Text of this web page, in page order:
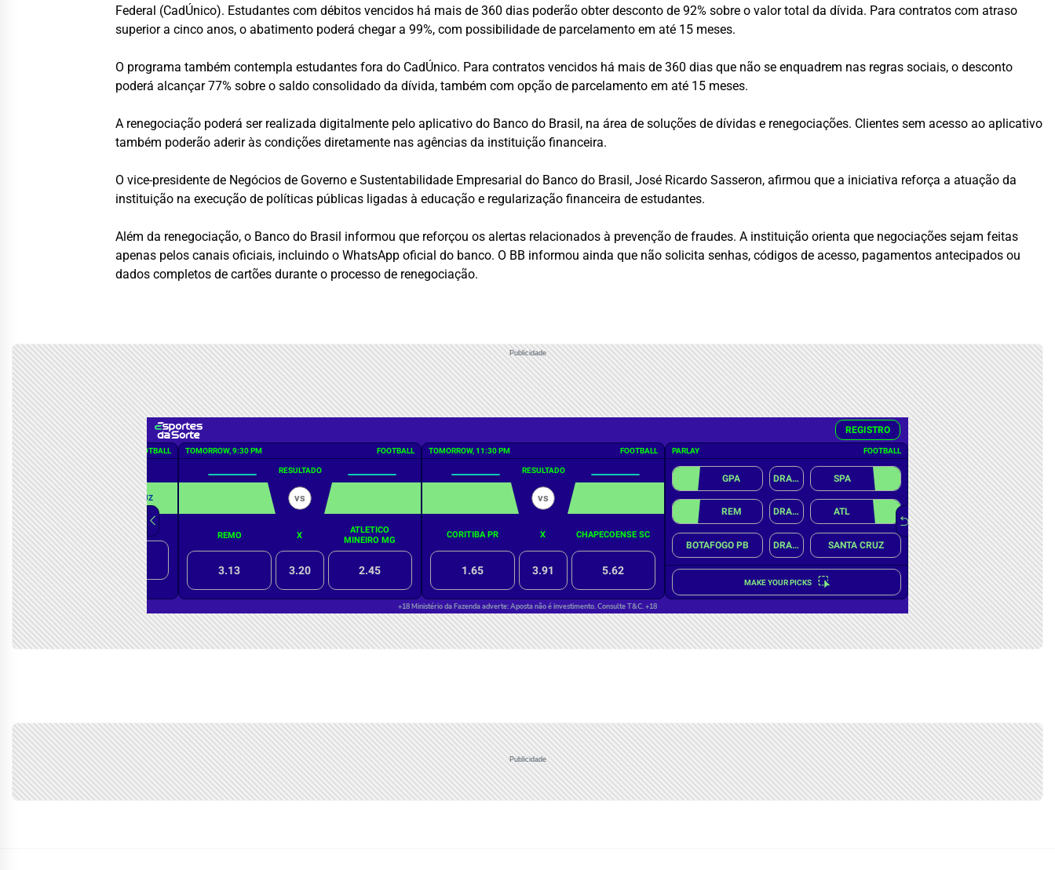
Federal (CadÚnico). Estudantes com débitos vencidos há mais de 360 dias poderão obter desconto de 92% sobre o valor total da dívida. Para contratos com atraso
superior a cinco anos, o abatimento poderá chegar a 99%, com possibilidade de parcelamento em até 15 meses.
O programa também contempla estudantes fora do CadÚnico. Para contratos vencidos há mais de 360 dias que não se enquadrem nas regras sociais, o desconto
poderá alcançar 77% sobre o saldo consolidado da dívida, também com opção de parcelamento em até 15 meses.
A renegociação poderá ser realizada digitalmente pelo aplicativo do Banco do Brasil, na área de soluções de dívidas e renegociações. Clientes sem acesso ao aplicativo
também poderão aderir às condições diretamente nas agências da instituição financeira.
O vice-presidente de Negócios de Governo e Sustentabilidade Empresarial do Banco do Brasil, José Ricardo Sasseron, afirmou que a iniciativa reforça a atuação da
instituição na execução de políticas públicas ligadas à educação e regularização financeira de estudantes.
Além da renegociação, o Banco do Brasil informou que reforçou os alertas relacionados à prevenção de fraudes. A instituição orienta que negociações sejam feitas
apenas pelos canais oficiais, incluindo o WhatsApp oficial do banco. O BB informou ainda que não solicita senhas, códigos de acesso, pagamentos antecipados ou
dados completos de cartões durante o processo de renegociação.
Publicidade
Publicidade